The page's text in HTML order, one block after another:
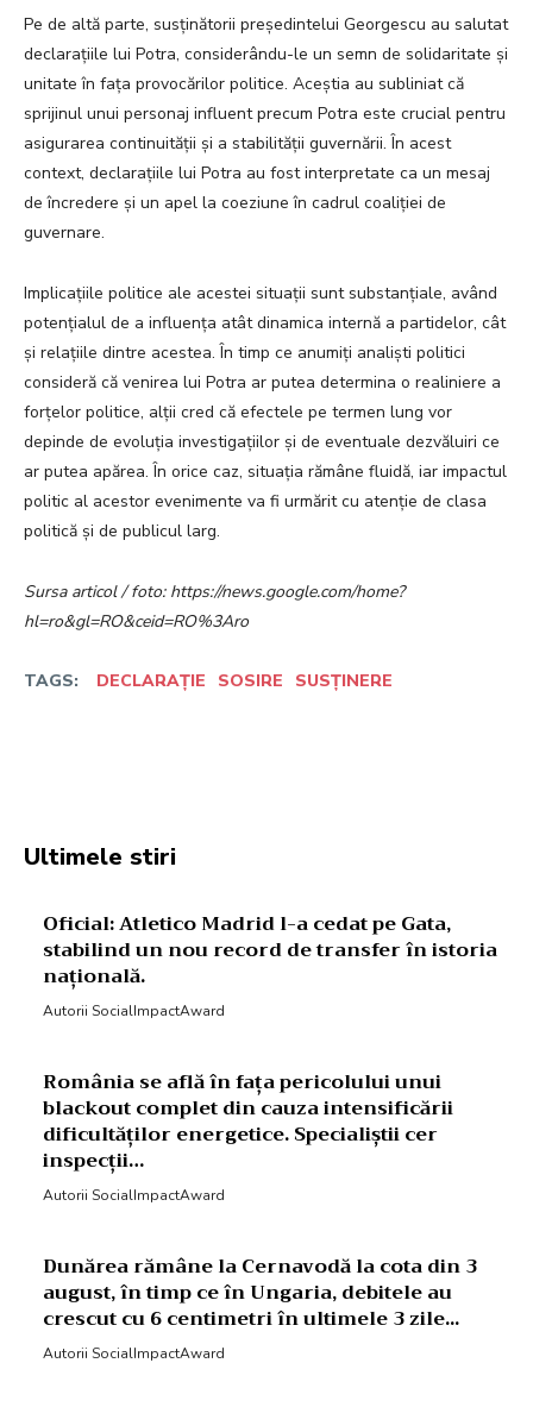
Pe de altă parte, susținătorii președintelui Georgescu au salutat
declarațiile lui Potra, considerându-le un semn de solidaritate și
unitate în fața provocărilor politice. Aceștia au subliniat că
sprijinul unui personaj influent precum Potra este crucial pentru
asigurarea continuității și a stabilității guvernării. În acest
context, declarațiile lui Potra au fost interpretate ca un mesaj
de încredere și un apel la coeziune în cadrul coaliției de
guvernare.
Implicațiile politice ale acestei situații sunt substanțiale, având
potențialul de a influența atât dinamica internă a partidelor, cât
și relațiile dintre acestea. În timp ce anumiți analiști politici
consideră că venirea lui Potra ar putea determina o realiniere a
forțelor politice, alții cred că efectele pe termen lung vor
depinde de evoluția investigațiilor și de eventuale dezvăluiri ce
ar putea apărea. În orice caz, situația rămâne fluidă, iar impactul
politic al acestor evenimente va fi urmărit cu atenție de clasa
politică și de publicul larg.
Sursa articol / foto: https://news.google.com/home?
hl=ro&gl=RO&ceid=RO%3Aro
TAGS: DECLARAȚIE SOSIRE SUSȚINERE
Ultimele stiri
Oficial: Atletico Madrid l-a cedat pe Gata,
stabilind un nou record de transfer în istoria
națională.
Autorii SocialImpactAward
România se află în fața pericolului unui
blackout complet din cauza intensificării
dificultăților energetice. Specialiștii cer
inspecții…
Autorii SocialImpactAward
Dunărea rămâne la Cernavodă la cota din 3
august, în timp ce în Ungaria, debitele au
crescut cu 6 centimetri în ultimele 3 zile...
Autorii SocialImpactAward